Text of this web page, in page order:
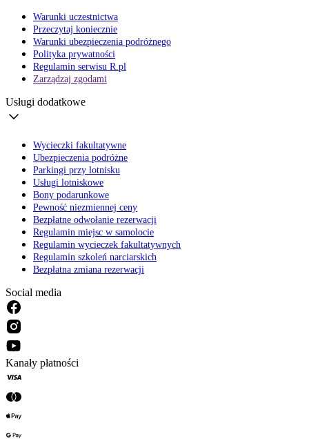
Warunki uczestnictwa
Przeczytaj koniecznie
Warunki ubezpieczenia podróżnego
Polityka prywatności
Regulamin serwisu R.pl
Zarządzaj zgodami
Usługi dodatkowe
Wycieczki fakultatywne
Ubezpieczenia podróżne
Parkingi przy lotnisku
Usługi lotniskowe
Bony podarunkowe
Pewność niezmiennej ceny
Bezpłatne odwołanie rezerwacji
Regulamin miejsc w samolocie
Regulamin wycieczek fakultatywnych
Regulamin szkoleń narciarskich
Bezpłatna zmiana rezerwacji
Social media
Kanały płatności